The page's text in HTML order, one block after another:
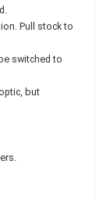
Pull stock to
switched to
but